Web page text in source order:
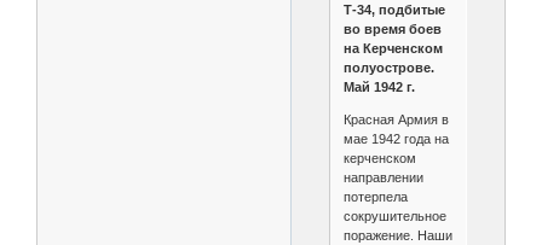
Т-34, подбитые
во время боев
на Керченском
полуострове.
Май 1942 г.
Красная Армия в
мае 1942 года на
керченском
направлении
потерпела
сокрушительное
поражение. Наши